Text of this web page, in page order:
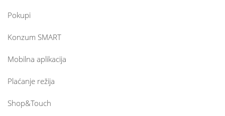
Pokupi
Konzum SMART
Mobilna aplikacija
Plaćanje režija
Shop&Touch